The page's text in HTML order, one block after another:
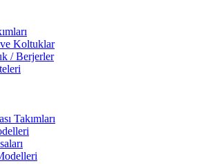
Koltuklar
/ Berjerler
Takımları